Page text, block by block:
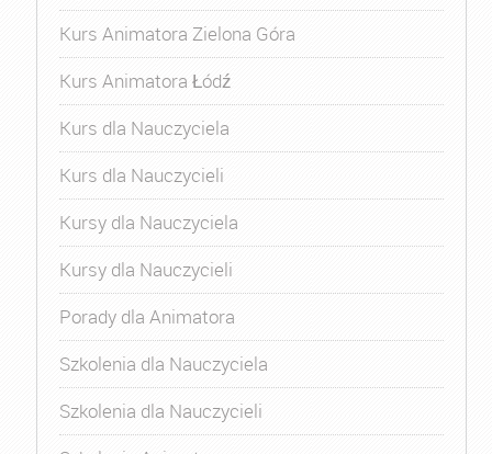
Kurs Animatora Zielona Góra
Kurs Animatora Łódź
Kurs dla Nauczyciela
Kurs dla Nauczycieli
Kursy dla Nauczyciela
Kursy dla Nauczycieli
Porady dla Animatora
Szkolenia dla Nauczyciela
Szkolenia dla Nauczycieli